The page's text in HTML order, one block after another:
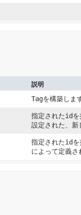
説明
Tagを構築しま
指定されたidを
設定された、新
指定されたidを
によって定義さ